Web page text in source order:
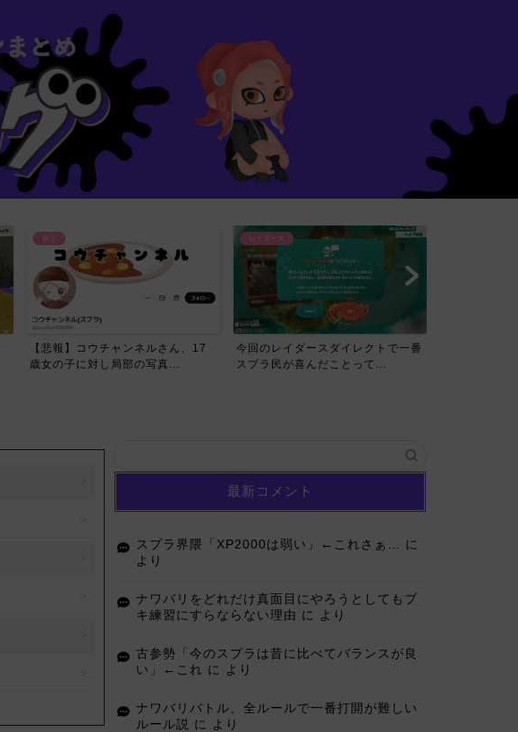
レイダース
今回のレイダースダイレクトで一番
スプラ民が喜んだことって...
レイダース
【賛否】レイダースダイレクトを見
たスプラ民の反応ｗｗｗｗ...
最新コメント
スプラ界隈「XP2000は弱い」←これさぁ…
に
より
ナワバリをどれだけ真面目にやろうとしてもブ
キ練習にすらならない理由 に より
古参勢「今のスプラは昔に比べてバランスが良
い」←これ に より
ナワバリバトル、全ルールで一番打開が難しい
ルール説 に より